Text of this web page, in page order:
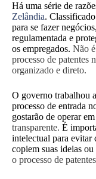
Há uma série de
Zelândia.
para se fazer
regulamentada e
os empregados. Não
processo de patentes
organizado e direto.
O governo trabalhou
processo de entrada
gostarão de operar
transparente. É
intelectual para evitar
copiem suas ideias
o processo de